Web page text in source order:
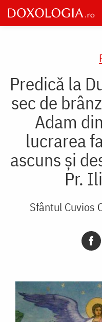
Skip
to
main
Predică la
sec de
Adam
lucrarea
ascuns și
Pr.
Sfântul Cuvios